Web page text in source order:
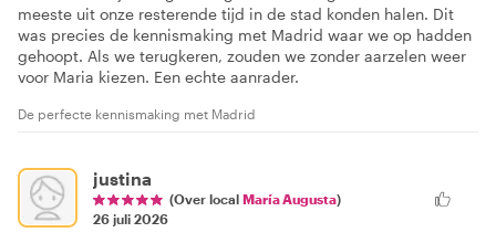
meeste uit onze resterende tijd in de stad konden halen. Dit
was precies de kennismaking met Madrid waar we op hadden
gehoopt. Als we terugkeren, zouden we zonder aarzelen weer
voor Maria kiezen. Een echte aanrader.
De perfecte kennismaking met Madrid
justina
(Over local María Augusta)
26 juli 2026